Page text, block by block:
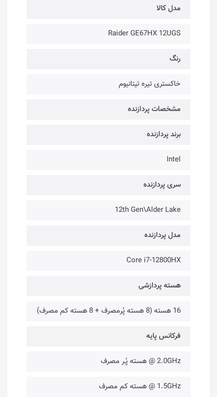
مدل کالا
Raider GE67HX 12UGS
رنگ
خاکستری تیره تیتانیوم
مشخصات پردازنده
برند پردازنده
Intel
سری پردازنده
12th Gen\Alder Lake
مدل پردازنده
Core i7-12800HX
هسته پردازشی
16 هسته (8 هسته پُرمصرف + 8 هسته کم مصرف)
فرکانس پایه
2.0GHz @ هسته پُـر مصرف
1.5GHz @ هسته کم مصرف